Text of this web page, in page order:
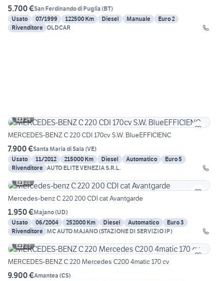
5.700 €San Ferdinando di Puglia (BT)
Usato
07/1999 122500 Km Diesel Manuale
Euro 2
Rivenditore OLDCAR
14
MERCEDES-BENZ C 220 CDI 170cv S.W. BlueEFFICIENC
7.900 €Santa Maria di Sala (VE)
Usato
11/2012 215000 Km Diesel Automatico
Euro 5
Rivenditore AUTO ELITE VENEZIA S.R.L.
21
Mercedes-benz C 220 200 CDI cat Avantgarde
1.950 €Majano(UD)
Usato
06/2004 252000 Km Diesel Automatico
Euro 3
Rivenditore MC AUTO MAJANO (STAZIONE DI SERVIZIO IP)
23
MERCEDES-BENZ C 220 Mercedes C200 4matic 170 cv
9.900 €Amantea (CS)